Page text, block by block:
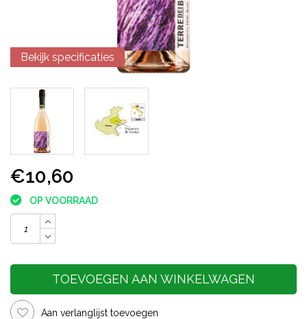
Bekijk specificaties
€10,60
OP VOORRAAD
TOEVOEGEN AAN WINKELWAGEN
Aan verlanglijst toevoegen